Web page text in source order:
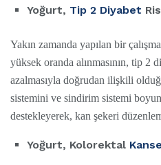
Yoğurt, Tip 2 Diyabet
Yakın zamanda yapılan bir
yüksek oranda alınmasının, tip 2
azalmasıyla doğrudan ilişkili
sistemini ve sindirim sistemi
destekleyerek, kan şekeri
Yoğurt, Kolorektal